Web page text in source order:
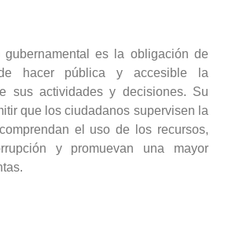
gubernamental es la obligación de
hacer pública y accesible la
sus actividades y decisiones. Su
que los ciudadanos supervisen la
el uso de los recursos,
y promuevan una mayor